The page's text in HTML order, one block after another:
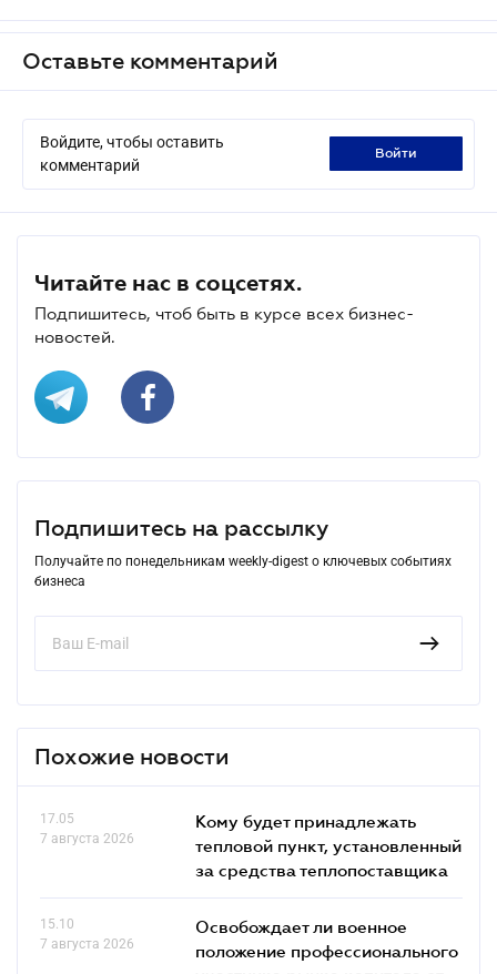
Оставьте комментарий
Войдите, чтобы оставить
комментарий
войти
Читайте нас в соцсетях.
Подпишитесь, чтоб быть в курсе всех бизнес-
новостей.
Подпишитесь на рассылку
Получайте по понедельникам weekly-digest о ключевых событиях
бизнеса
Похожие новости
17.05
7 августа 2026
Кому будет принадлежать
тепловой пункт, установленный
за средства теплопоставщика
15.10
7 августа 2026
Освобождает ли военное
положение профессионального